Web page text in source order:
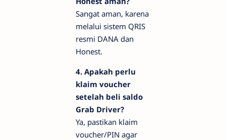
Sangat aman, karena
melalui sistem QRIS
resmi DANA dan
Honest.
4. Apakah perlu
klaim voucher
setelah beli saldo
Grab Driver?
Ya, pastikan klaim
voucher/PIN agar